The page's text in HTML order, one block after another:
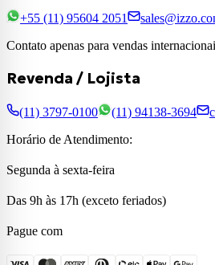
+55 (11) 95604 2051
Contato apenas para vendas
Revenda / Lojista
(11) 3797-0100 (11) 94138-3694
Horário de Atendimento:
Segunda à sexta-feira
Das 9h às 17h (exceto feriados)
Pague com